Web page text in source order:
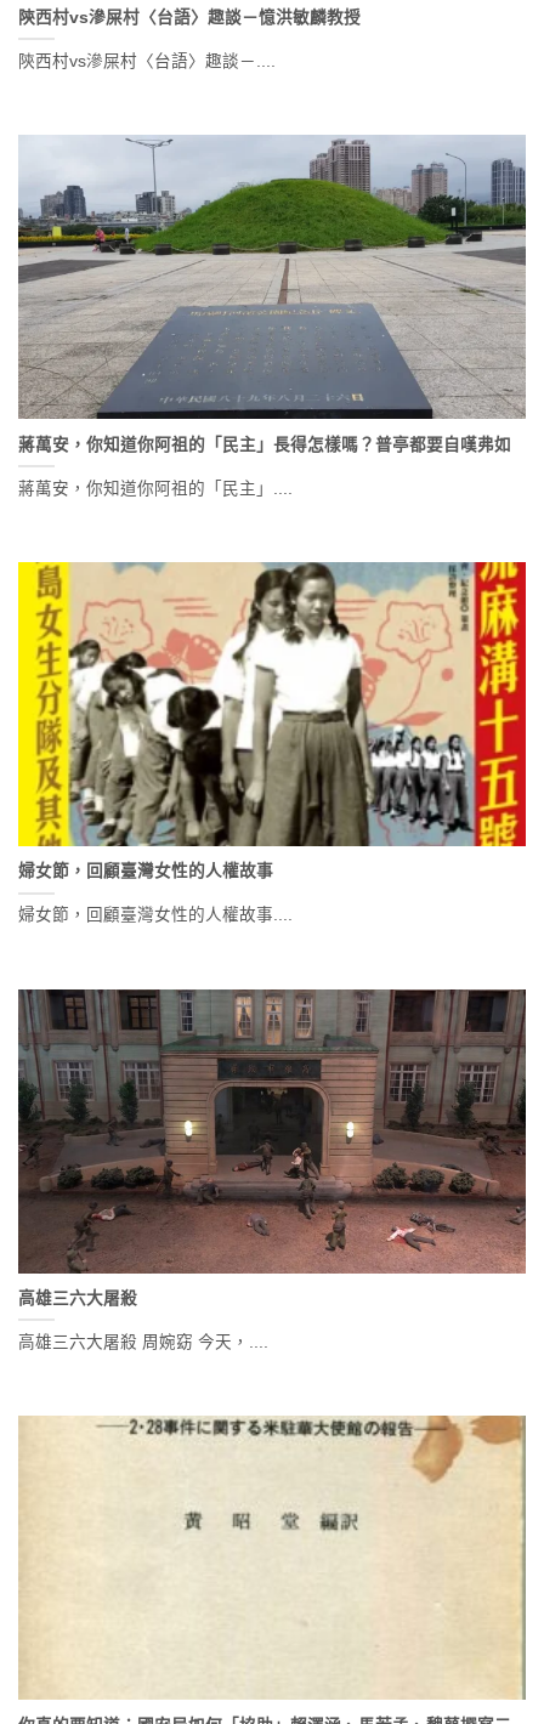
陝西村vs滲屎村〈台語〉趣談－憶洪敏麟教授
陝西村vs滲屎村〈台語〉趣談－....
蔣萬安，你知道你阿祖的「民主」長得怎樣嗎？普亭都要自嘆弗如
蔣萬安，你知道你阿祖的「民主」....
婦女節，回顧臺灣女性的人權故事
婦女節，回顧臺灣女性的人權故事....
高雄三六大屠殺
高雄三六大屠殺 周婉窈 今天，....